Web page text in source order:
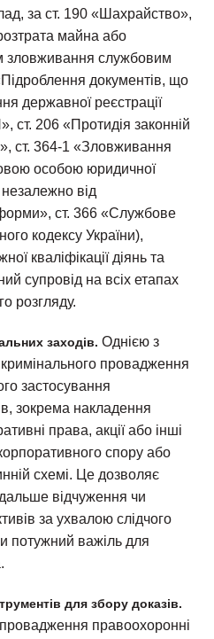
за ст. 190 «Шахрайство»,
майна або
зловживання службовим
документів, що
державної реєстрації
ст. 206 «Протидія законній
ст. 364-1 «Зловживання
особою юридичної
від
ст. 366 «Службове
кодексу України),
кваліфікації діянь та
супровід на всіх етапах
розгляду.
заходів. Однією з
провадження
застосування
зокрема накладення
права, акції або інші
спору або
схемі. Це дозволяє
відчуження чи
за ухвалою слідчого
потужний важіль для
для збору доказів.
правоохоронні